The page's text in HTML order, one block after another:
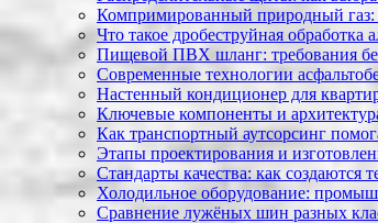
Компримированный природный газ:
Что такое дробеструйная
Пищевой ПВХ шланг: требования
Современные технологии
Настенный кондиционер для
Ключевые компоненты и
Как транспортный аутсорсинг
Этапы проектирования и
Стандарты качества: как создаются
Холодильное оборудование:
Сравнение лужёных шин разных